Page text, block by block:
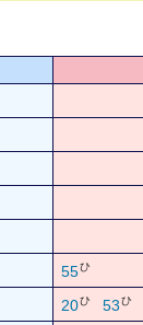
55ひ
20ひ 53ひ